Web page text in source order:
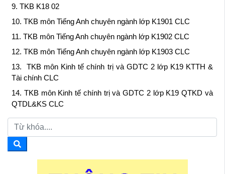
9. TKB K18 02
10. TKB môn Tiếng Anh chuyên ngành lớp K1901 CLC
11. TKB môn Tiếng Anh chuyên ngành lớp K1902 CLC
12. TKB môn Tiếng Anh chuyên ngành lớp K1903 CLC
13. TKB môn Kinh tế chính trị và GDTC 2 lớp K19 KTTH &
Tài chính CLC
14. TKB môn Kinh tế chính trị và GDTC 2 lớp K19 QTKD và
QTDL&KS CLC